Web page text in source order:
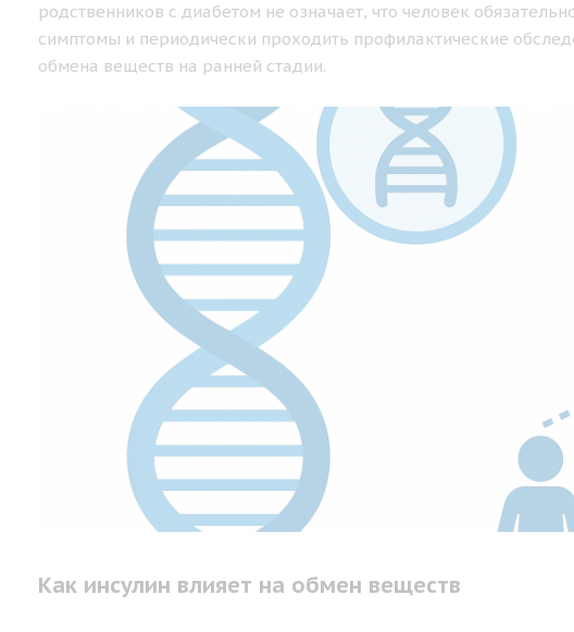
родственников с диабетом не означает, что человек
симптомы и периодически проходить профилактические
обмена веществ на ранней стадии.
Как инсулин влияет на обмен веществ